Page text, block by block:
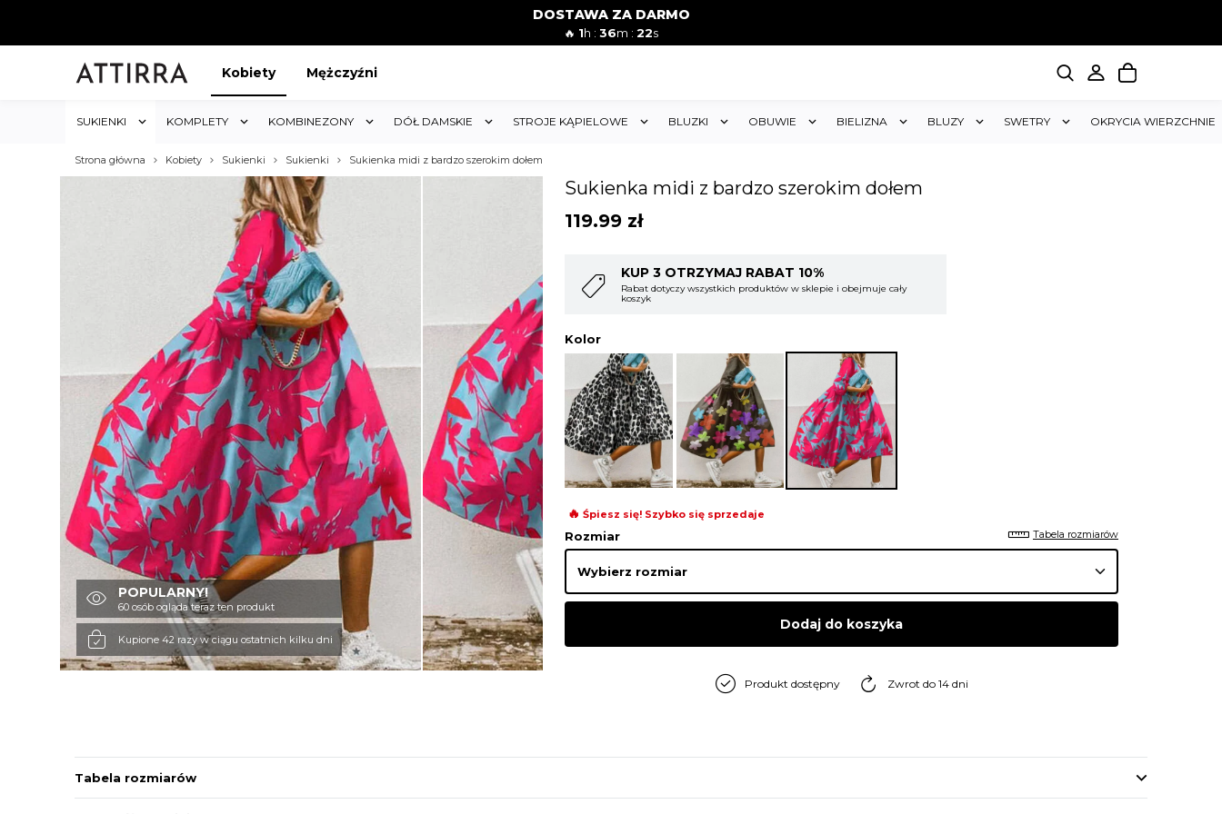
DOSTAWA ZA DARMO
🔥1h :36m :19s
Kobiety Mężczyźni
SUKIENKI KOMPLETY KOMBINEZONY DÓŁ DAMSKIE STROJE KĄPIELOWE BLUZKI OBUWIE BIELIZNA BLUZY SWETRY OKRYCIA WIERZCHNIE
Strona główna Kobiety Sukienki Sukienki Sukienka midi z bardzo szerokim dołem
POPULARNY!
60 osób ogląda teraz ten produkt
Kupione 42 razy w ciągu ostatnich kilku dni
Sukienka midi z bardzo szerokim dołem
119.99 zł
KUP 3 OTRZYMAJ RABAT 10%
Rabat dotyczy wszystkich produktów w sklepie i obejmuje cały
koszyk
KUP 4 OTRZYMAJ RABAT 15%
Rabat dotyczy wszystkich produktów w sklepie i obejmuje cały
koszyk
Kolor
🔥 Śpiesz się! Szybko się sprzedaje
Rozmiar Tabela rozmiarów
Dodaj do koszyka
Produkt dostępny Zwrot do 14 dni
Tabela rozmiarów